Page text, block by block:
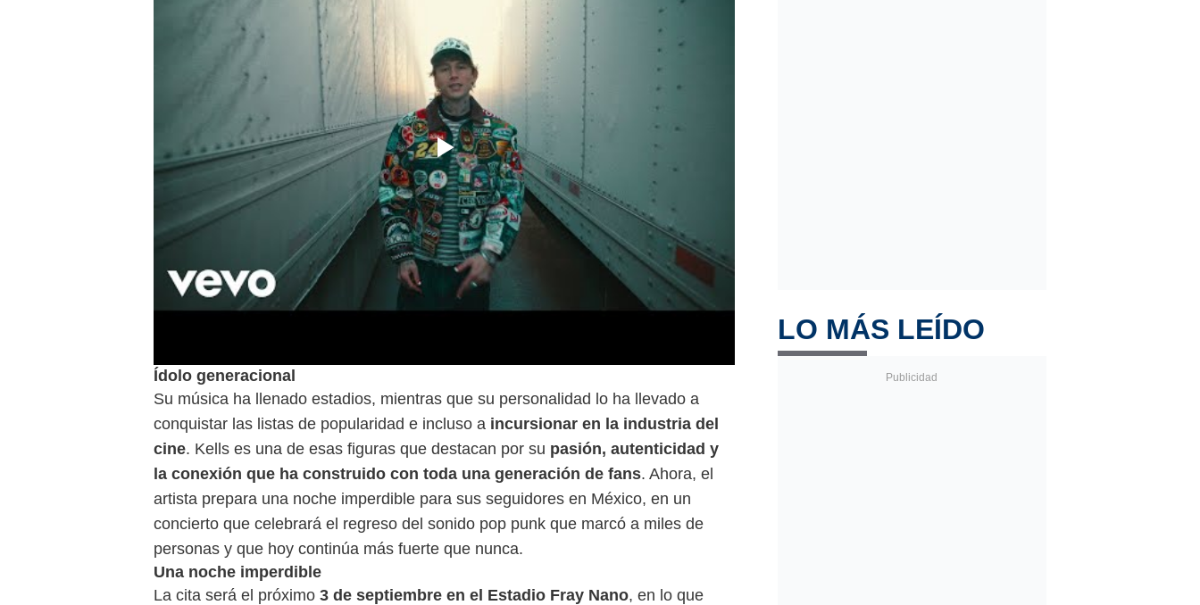
Ídolo generacional
Su música ha llenado estadios, mientras que su personalidad lo ha llevado a
conquistar las listas de popularidad e incluso a incursionar en la industria del
cine. Kells es una de esas figuras que destacan por su pasión, autenticidad y
la conexión que ha construido con toda una generación de fans. Ahora, el
artista prepara una noche imperdible para sus seguidores en México, en un
concierto que celebrará el regreso del sonido pop punk que marcó a miles de
personas y que hoy continúa más fuerte que nunca.
Una noche imperdible
La cita será el próximo 3 de septiembre en el Estadio Fray Nano, en lo que
LO MÁS LEÍDO